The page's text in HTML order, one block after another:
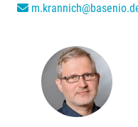
Leipzig
Leutkirch